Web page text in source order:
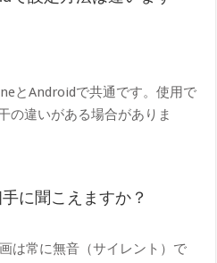
とAndroidで共通です。使用で
の違いがある場合がありま
に聞こえますか？
は常に無音（サイレント）で